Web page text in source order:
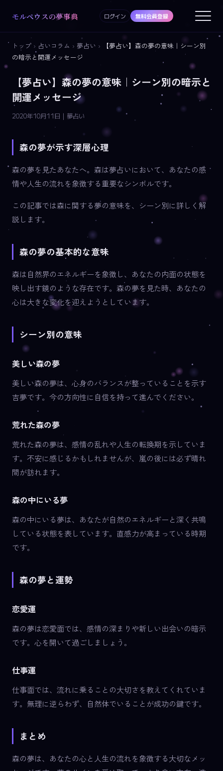
モルペウスの夢事典 ログイン 無料会員登録
トップ › 占いコラム › 夢占い ›
【夢占い】森の夢の意味｜シーン別
の暗示と開運メッセージ
【夢占い】森の夢の意味｜シーン別の暗示と
開運メッセージ
2020年10月11日 | 夢占い
森の夢が示す深層心理
森の夢を見たあなたへ。森は夢占いにおいて、あなたの感
情や人生の流れを象徴する重要なシンボルです。
この記事では森に関する夢の意味を、シーン別に詳しく解
説します。
森の夢の基本的な意味
森は自然界のエネルギーを象徴し、あなたの内面の状態を
映し出す鏡のような存在です。森の夢を見た時、あなたの
心は大きな変化を迎えようとしています。
シーン別の意味
美しい森の夢
美しい森の夢は、心身のバランスが整っていることを示す
吉夢です。今の方向性に自信を持って進んでください。
荒れた森の夢
荒れた森の夢は、感情の乱れや人生の転換期を示していま
す。不安に感じるかもしれませんが、嵐の後には必ず晴れ
間が訪れます。
森の中にいる夢
森の中にいる夢は、あなたが自然のエネルギーと深く共鳴
している状態を表しています。直感力が高まっている時期
です。
森の夢と運勢
恋愛運
森の夢は恋愛面では、感情の深まりや新しい出会いの暗示
です。心を開いて過ごしましょう。
仕事運
仕事面では、流れに乗ることの大切さを教えてくれていま
す。無理に逆らわず、自然体でいることが成功の鍵です。
まとめ
森の夢は、あなたの心と人生の流れを象徴する大切なメッ